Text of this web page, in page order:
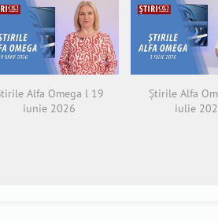
Alfa Omega l 19
iunie 2026
Știrile Alfa
iulie